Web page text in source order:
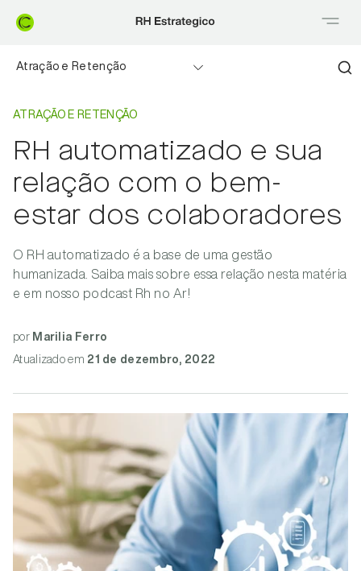
Atração e Retenção
Benefícios flexíveis
Employer branding
Educação financeira
Home Atração e retenção
ATRAÇÃO E RETENÇÃO
RH automatizado e sua
relação com o bem-
estar dos colaboradores
O RH automatizado é a base de uma gestão
humanizada. Saiba mais sobre essa relação nesta matéria
e em nosso podcast Rh no Ar!
por Marilia Ferro
Atualizado em 21 de dezembro, 2022